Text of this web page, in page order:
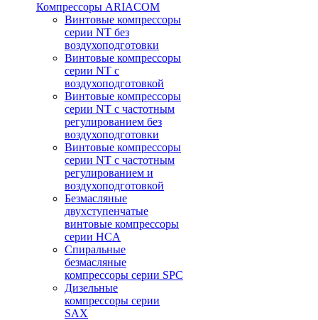
Компрессоры ARIACOM
Винтовые компрессоры
серии NT без
воздухоподготовки
Винтовые компрессоры
серии NT c
воздухоподготовкой
Винтовые компрессоры
серии NT с частотным
регулированием без
воздухоподготовки
Винтовые компрессоры
серии NT с частотным
регулированием и
воздухоподготовкой
Безмасляные
двухступенчатые
винтовые компрессоры
серии HCA
Спиральные
безмасляные
компрессоры серии SPC
Дизельные
компрессоры серии
SAX